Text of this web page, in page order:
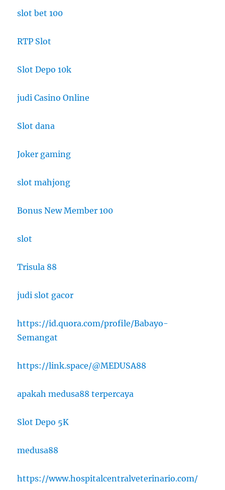
slot bet 100
RTP Slot
Slot Depo 10k
judi Casino Online
Slot dana
Joker gaming
slot mahjong
Bonus New Member 100
slot
Trisula 88
judi slot gacor
https://id.quora.com/profile/Babayo-
Semangat
https://link.space/@MEDUSA88
apakah medusa88 terpercaya
Slot Depo 5K
medusa88
https://www.hospitalcentralveterinario.com/